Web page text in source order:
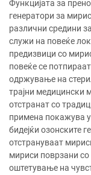
Функцијата за
генератори за
различни средини
служи на повеќе
предизвици со
повеќе се
одржување на
трајни медицински
отстранат со
примена покажува
бидејќи озонските
отстрануваат
мириси поврзани
оштетување на